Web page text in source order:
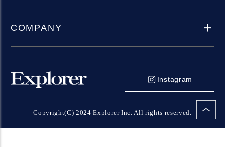
COMPANY
Instagram
Copyright(C) 2024 Explorer Inc. All rights reserved.